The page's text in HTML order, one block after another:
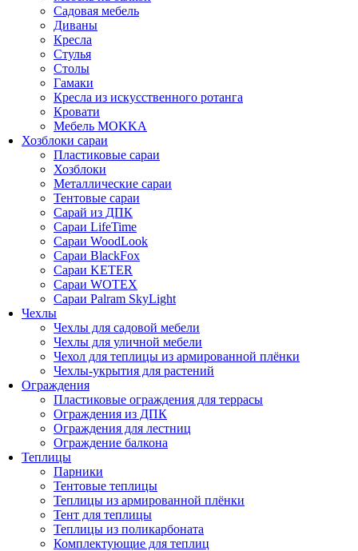
Садовая мебель
Диваны
Кресла
Стулья
Столы
Гамаки
Кресла из искусственного ротанга
Кровати
Мебель MOKKA
Хозблоки сараи
Пластиковые сараи
Хозблоки
Металлические сараи
Тентовые сараи
Сарай из ДПК
Cараи LifeTime
Cараи WoodLook
Сараи BlackFox
Сараи KETER
Сараи WOTEX
Сараи Palram SkyLight
Чехлы
Чехлы для садовой мебели
Чехлы для уличной мебели
Чехол для теплицы из армированной плёнки
Чехлы-укрытия для растений
Ограждения
Пластиковые ограждения для террасы
Ограждения из ДПК
Ограждения для лестниц
Ограждение балкона
Теплицы
Парники
Тентовые теплицы
Теплицы из армированной плёнки
Тент для теплицы
Теплицы из поликарбоната
Комплектующие для теплиц